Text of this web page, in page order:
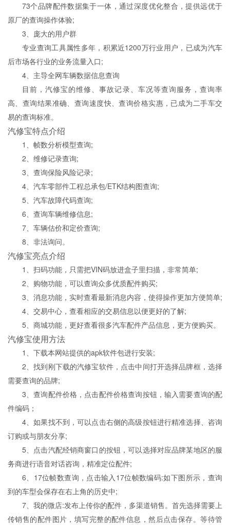
73个品牌配件数据集于一体，通过深度优化整合，提供远优于
原厂的查询操作体验;
3、庞大的用户群
专业查询工具属性多年，积累近1200万行业用户，已成为汽车
后市场各行业的业务流量入口;
4、主导全网车辆数据信息查询
目前，汽修宝的维修、事故记录、车况等查询服务，查询率
高、查询结果准确、查询速度快、查询价格实惠，已成为二手车交
易的查询标准。
汽修宝特点介绍
1、帧数分析模型查询;
2、维修记录查询;
3、查询保险风险记录;
4、汽车零部件工程总承包/ETK结构图查询;
5、汽车故障代码查询;
6、查询车辆维修信息;
7、车辆估价和定价查询;
8、非法询问。
汽修宝亮点介绍
1、扫码功能，只需把VIN码放进盒子里扫描，非常简单;
2、购物功能，可以查询众多优质配件购买;
3、消息功能，实时查看最新消息内容，使得操作更加方便简单;
4、交易中心，查看相应的交易信息以便更好的了解;
5、商城功能，更好查看很多汽车配件产品信息，更方便购买。
汽修宝使用方法
1、下载本网站提供的apk软件包进行安装;
2、找到刚下载的汽修宝软件，点击中间打开选择品牌框，选择
需要查询的品牌;
3、查询配件价格，点击配件价格查询按钮，输入需要查询的配
件编码；
4、如果找不到，可以点击右侧的高级按钮进行精准选择、咨询
订购或与朋友分享;
5、点击汽配经销商窗口的按钮，可以选择对应品牌某地区的服
务商进行语音对话咨询，精准定位配件;
6、17位帧数查询，点击输入17位帧数编码:如下图所示，查询
到的车型会保存在右上角的历史中;
7、我的微店:发布上传你的配件，多渠道销售。首先选择需要上
传销售的配件图片，填写完整的配件信息，然后点击保存。等待管